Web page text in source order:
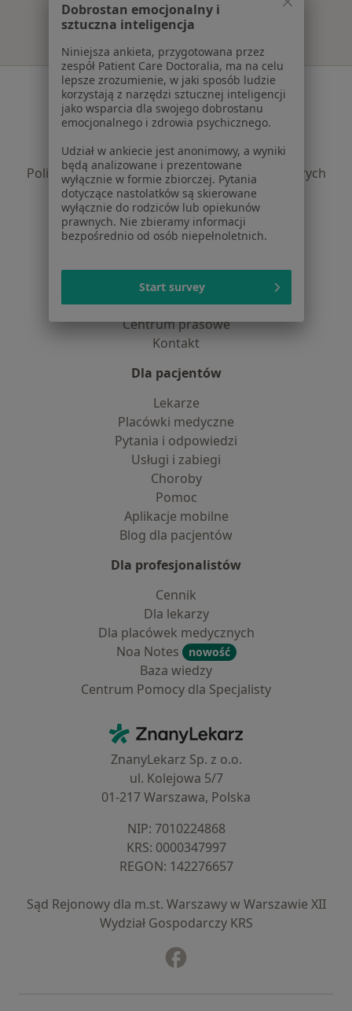
Serwis
Regulamin
Polityka prywatności pacjentów
Polityka prywatności profesjonalistów
Polityka prywatności dla profesjonalistów, których
dane pozyskaliśmy samodzielnie
Polityka cookies
Jak działają wyniki wyszukiwania
Dostępność
O nas
Praca Rekrutujemy!
Partnerzy
Centrum prasowe
Kontakt
Dla pacjentów
Lekarze
Placówki medyczne
Pytania i odpowiedzi
Usługi i zabiegi
Choroby
Pomoc
Aplikacje mobilne
Blog dla pacjentów
Dla profesjonalistów
Cennik
Dla lekarzy
Dla placówek medycznych
Noa Notes
nowość
Baza wiedzy
Centrum Pomocy dla Specjalisty
ZnanyLekarz - Strona główna
ZnanyLekarz Sp. z o.o.
ul. Kolejowa 5/7
01-217 Warszawa, Polska
NIP: ⁠7010224868
KRS: ⁠0000347997
REGON: ⁠142276657
Sąd Rejonowy dla m.st. Warszawy w Warszawie XII
Wydział Gospodarczy KRS
Dobrostan emocjonalny i
sztuczna inteligencja
Niniejsza ankieta, przygotowana przez
zespół Patient Care Doctoralia, ma na celu
lepsze zrozumienie, w jaki sposób ludzie
korzystają z narzędzi sztucznej inteligencji
jako wsparcia dla swojego dobrostanu
emocjonalnego i zdrowia psychicznego.
Udział w ankiecie jest anonimowy, a wyniki
będą analizowane i prezentowane
wyłącznie w formie zbiorczej. Pytania
dotyczące nastolatków są skierowane
wyłącznie do rodziców lub opiekunów
prawnych. Nie zbieramy informacji
bezpośrednio od osób niepełnoletnich.
Start survey